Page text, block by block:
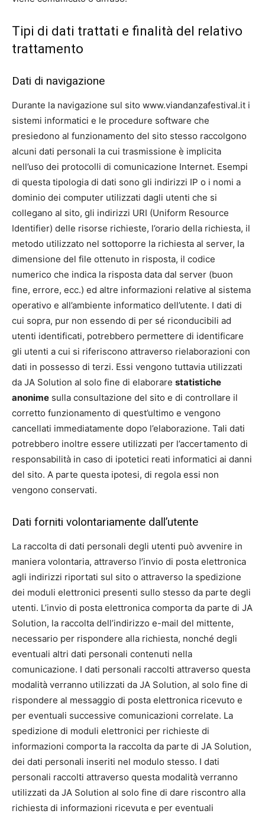
Tipi di dati trattati e finalità del relativo
trattamento
Dati di navigazione
Durante la navigazione sul sito www.viandanzafestival.it i
sistemi informatici e le procedure software che
presiedono al funzionamento del sito stesso raccolgono
alcuni dati personali la cui trasmissione è implicita
nell’uso dei protocolli di comunicazione Internet. Esempi
di questa tipologia di dati sono gli indirizzi IP o i nomi a
dominio dei computer utilizzati dagli utenti che si
collegano al sito, gli indirizzi URI (Uniform Resource
Identifier) delle risorse richieste, l’orario della richiesta, il
metodo utilizzato nel sottoporre la richiesta al server, la
dimensione del file ottenuto in risposta, il codice
numerico che indica la risposta data dal server (buon
fine, errore, ecc.) ed altre informazioni relative al sistema
operativo e all’ambiente informatico dell’utente. I dati di
cui sopra, pur non essendo di per sé riconducibili ad
utenti identificati, potrebbero permettere di identificare
gli utenti a cui si riferiscono attraverso rielaborazioni con
dati in possesso di terzi. Essi vengono tuttavia utilizzati
da JA Solution al solo fine di elaborare statistiche
anonime sulla consultazione del sito e di controllare il
corretto funzionamento di quest’ultimo e vengono
cancellati immediatamente dopo l’elaborazione. Tali dati
potrebbero inoltre essere utilizzati per l’accertamento di
responsabilità in caso di ipotetici reati informatici ai danni
del sito. A parte questa ipotesi, di regola essi non
vengono conservati.
Dati forniti volontariamente dall’utente
La raccolta di dati personali degli utenti può avvenire in
maniera volontaria, attraverso l’invio di posta elettronica
agli indirizzi riportati sul sito o attraverso la spedizione
dei moduli elettronici presenti sullo stesso da parte degli
utenti. L’invio di posta elettronica comporta da parte di JA
Solution, la raccolta dell’indirizzo e-mail del mittente,
necessario per rispondere alla richiesta, nonché degli
eventuali altri dati personali contenuti nella
comunicazione. I dati personali raccolti attraverso questa
modalità verranno utilizzati da JA Solution, al solo fine di
rispondere al messaggio di posta elettronica ricevuto e
per eventuali successive comunicazioni correlate. La
spedizione di moduli elettronici per richieste di
informazioni comporta la raccolta da parte di JA Solution,
dei dati personali inseriti nel modulo stesso. I dati
personali raccolti attraverso questa modalità verranno
utilizzati da JA Solution al solo fine di dare riscontro alla
richiesta di informazioni ricevuta e per eventuali